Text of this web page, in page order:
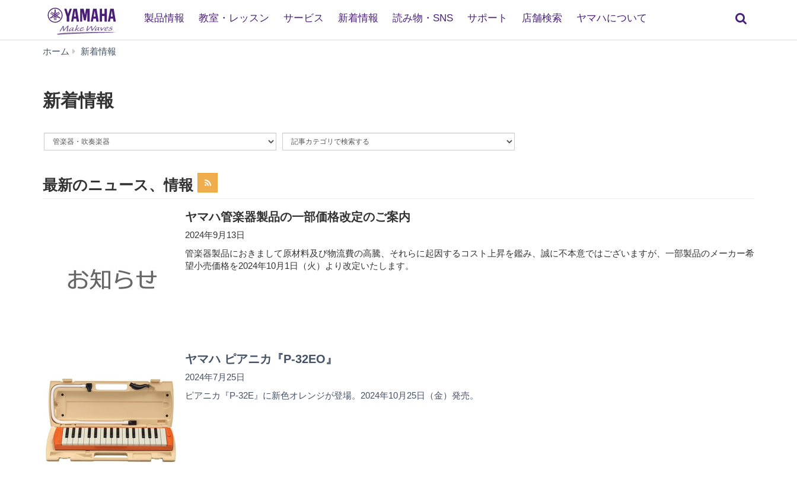
製品情報 教室・レッスン サービス 新着情報 読み物・SNS サポート 店舗検索 ヤマハについて
ホーム 新着情報
新着情報
By
News
By
Article
最新のニュース、情報
ヤマハ管楽器製品の一部価格改定のご案内
2024年9月13日
管楽器製品におきまして原材料及び物流費の高騰、それらに起因するコスト上昇を鑑み、誠に不本意ではございますが、一部製品のメーカー希
望小売価格を2024年10月1日（火）より改定いたします。
ヤマハ ピアニカ『P-32EO』
2024年7月25日
ピアニカ『P-32E』に新色オレンジが登場。2024年10月25日（金）発売。